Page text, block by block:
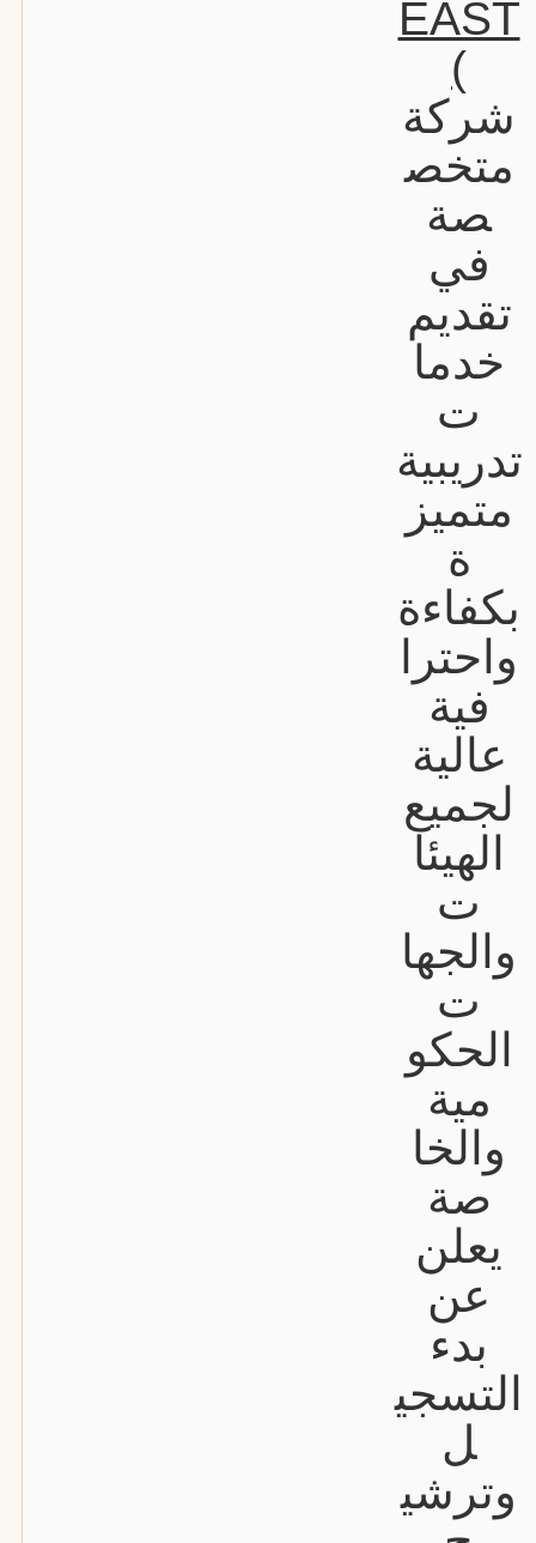
EAST
)
شركة
متخص
صة
في
تقديم
خدما
ت
تدريبية
متميز
ة
بكفاءة
واحترا
فية
عالية
لجميع
الهيئا
ت
والجها
ت
الحكو
مية
والخا
صة
يعلن
عن
بدء
التسجي
ل
وترشي